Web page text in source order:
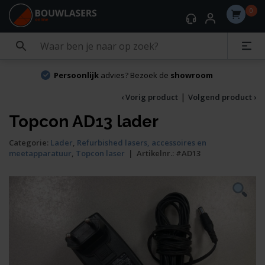
0
Persoonlijkadvies? Bezoek de showroom
‹ Vorig product | Volgend product ›
Topcon AD13 lader
Categorie: Lader, Refurbished lasers, accessoires en
meetapparatuur, Topcon laser | Artikelnr.: #AD13